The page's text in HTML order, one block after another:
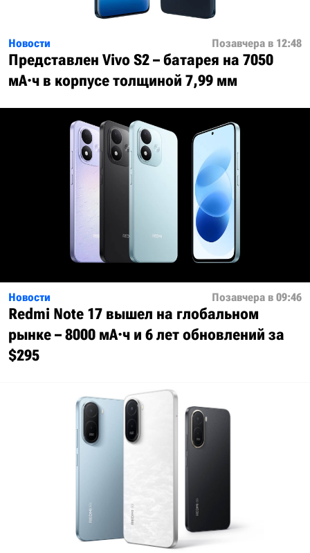
Новости Позавчера в 12:48
Представлен Vivo S2 – батарея на 7050
мА·ч в корпусе толщиной 7,99 мм
Новости Позавчера в 09:46
Redmi Note 17 вышел на глобальном
рынке – 8000 мА·ч и 6 лет обновлений за
$295